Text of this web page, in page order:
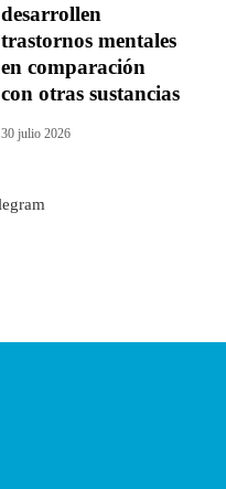
desarrollen
trastornos mentales
en comparación
con otras sustancias
30 julio 2026